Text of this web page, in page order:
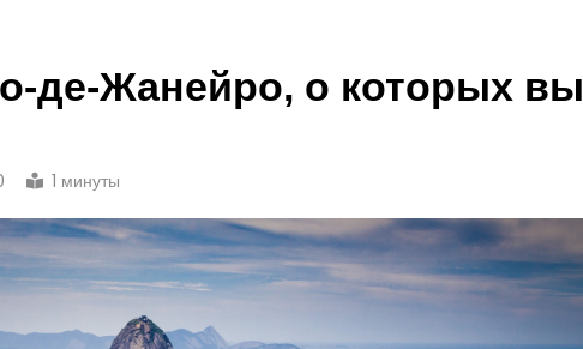
де-Жанейро, о которых вы
1 минуты